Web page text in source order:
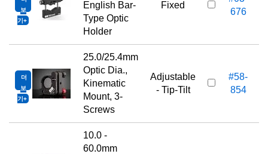
보
기
English Bar-
Type Optic
Holder
Fixed
676
더
보
기
25.0/25.4mm
Optic Dia.,
Kinematic
Mount, 3-
Screws
Adjustable
- Tip-Tilt
#58-
854
10.0 -
60.0mm